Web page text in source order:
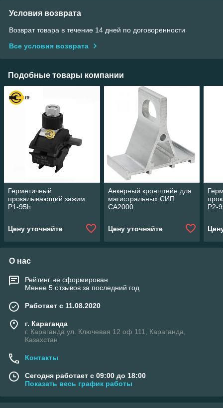
Условия возврата
Возврат товара в течение 14 дней по договоренности
Все условия возврата
Подобные товары компании
Герметичный
прокалывающий зажим
P1-95h
Цену уточняйте
Анкерный кронштейн для
магистральных СИП
СА2000
Цену уточняйте
P2-
О нас
Рейтинг не сформирован
Менее 5 отзывов за последний год
Работает с 11.08.2020
г. Караганда
г. Караганда ул. Ключевая 12 оф 111, Караганда,
Казахстан
Контакты
Сегодня работает с 09:00 до 18:00
Показать весь график работы